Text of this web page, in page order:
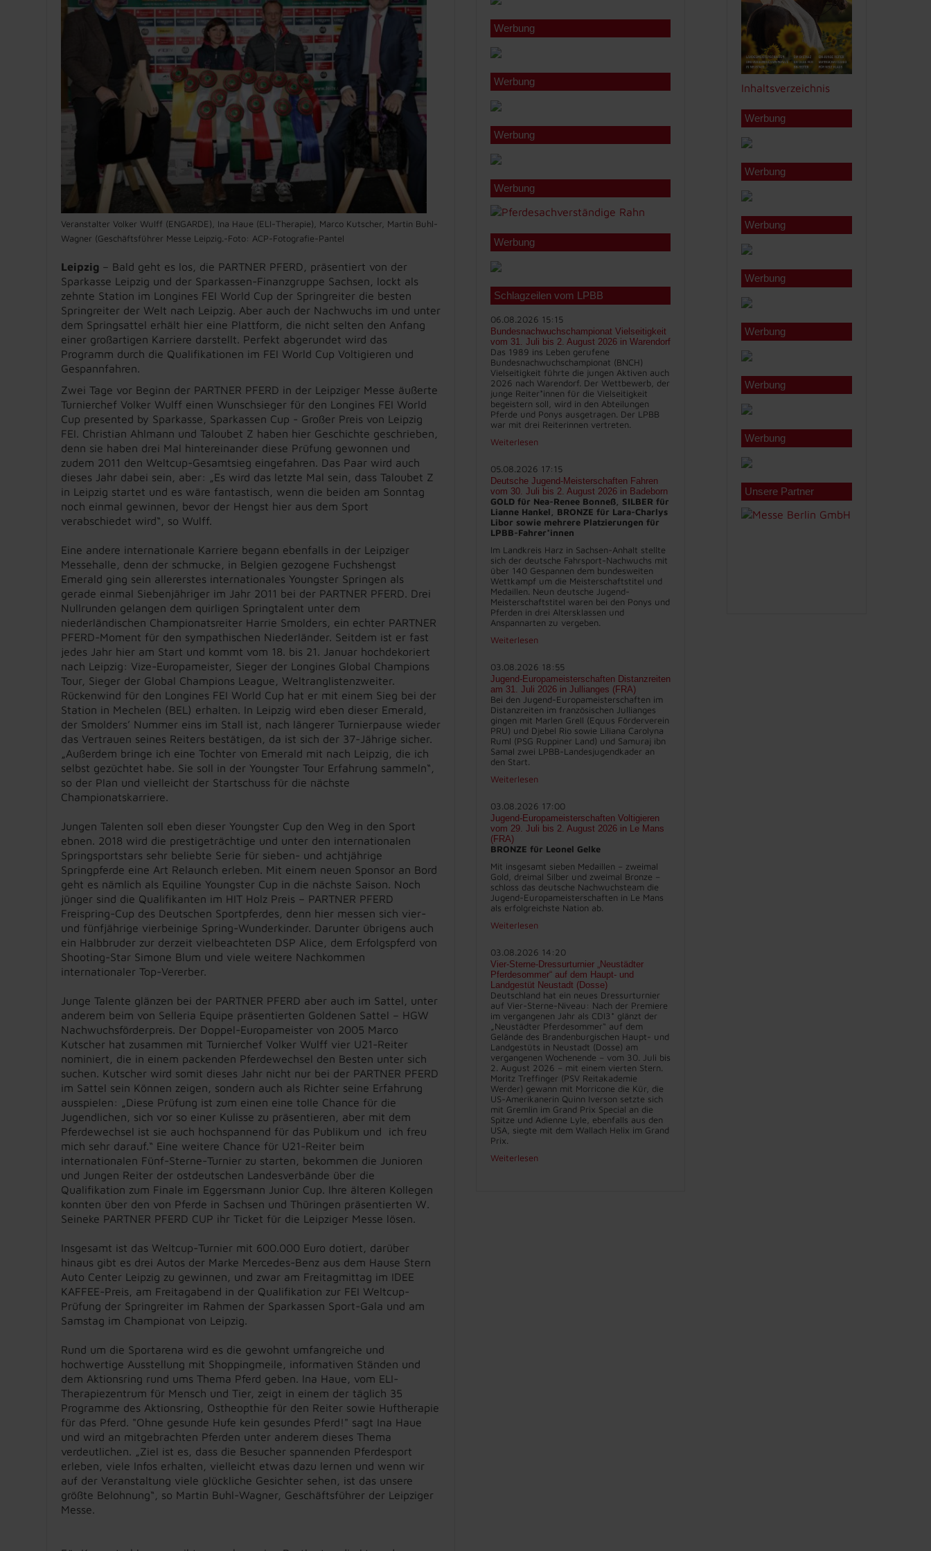
Veranstalter Volker Wulff (ENGARDE), Ina Haue (ELI-Therapie), Marco Kutscher, Martin Buhl-
Wagner (Geschäftsführer Messe Leipzig.-Foto: ACP-Fotografie-Pantel
Leipzig – Bald geht es los, die PARTNER PFERD, präsentiert von der
Sparkasse Leipzig und der Sparkassen-Finanzgruppe Sachsen, lockt als
zehnte Station im Longines FEI World Cup der Springreiter die besten
Springreiter der Welt nach Leipzig. Aber auch der Nachwuchs im und unter
dem Springsattel erhält hier eine Plattform, die nicht selten den Anfang
einer großartigen Karriere darstellt. Perfekt abgerundet wird das
Programm durch die Qualifikationen im FEI World Cup Voltigieren und
Gespannfahren.
Zwei Tage vor Beginn der PARTNER PFERD in der Leipziger Messe äußerte
Turnierchef Volker Wulff einen Wunschsieger für den Longines FEI World
Cup presented by Sparkasse, Sparkassen Cup - Großer Preis von Leipzig
FEI. Christian Ahlmann und Taloubet Z haben hier Geschichte geschrieben,
denn sie haben drei Mal hintereinander diese Prüfung gewonnen und
zudem 2011 den Weltcup-Gesamtsieg eingefahren. Das Paar wird auch
dieses Jahr dabei sein, aber: „Es wird das letzte Mal sein, dass Taloubet Z
in Leipzig startet und es wäre fantastisch, wenn die beiden am Sonntag
noch einmal gewinnen, bevor der Hengst hier aus dem Sport
verabschiedet wird“, so Wulff.
Eine andere internationale Karriere begann ebenfalls in der Leipziger
Messehalle, denn der schmucke, in Belgien gezogene Fuchshengst
Emerald ging sein allererstes internationales Youngster Springen als
gerade einmal Siebenjähriger im Jahr 2011 bei der PARTNER PFERD. Drei
Nullrunden gelangen dem quirligen Springtalent unter dem
niederländischen Championatsreiter Harrie Smolders, ein echter PARTNER
PFERD-Moment für den sympathischen Niederländer. Seitdem ist er fast
jedes Jahr hier am Start und kommt vom 18. bis 21. Januar hochdekoriert
nach Leipzig: Vize-Europameister, Sieger der Longines Global Champions
Tour, Sieger der Global Champions League, Weltranglistenzweiter.
Rückenwind für den Longines FEI World Cup hat er mit einem Sieg bei der
Station in Mechelen (BEL) erhalten. In Leipzig wird eben dieser Emerald,
der Smolders’ Nummer eins im Stall ist, nach längerer Turnierpause wieder
das Vertrauen seines Reiters bestätigen, da ist sich der 37-Jährige sicher.
„Außerdem bringe ich eine Tochter von Emerald mit nach Leipzig, die ich
selbst gezüchtet habe. Sie soll in der Youngster Tour Erfahrung sammeln“,
so der Plan und vielleicht der Startschuss für die nächste
Championatskarriere.
Jungen Talenten soll eben dieser Youngster Cup den Weg in den Sport
ebnen. 2018 wird die prestigeträchtige und unter den internationalen
Springsportstars sehr beliebte Serie für sieben- und achtjährige
Springpferde eine Art Relaunch erleben. Mit einem neuen Sponsor an Bord
geht es nämlich als Equiline Youngster Cup in die nächste Saison. Noch
jünger sind die Qualifikanten im HIT Holz Preis – PARTNER PFERD
Freispring-Cup des Deutschen Sportpferdes, denn hier messen sich vier-
und fünfjährige vierbeinige Spring-Wunderkinder. Darunter übrigens auch
ein Halbbruder zur derzeit vielbeachteten DSP Alice, dem Erfolgspferd von
Shooting-Star Simone Blum und viele weitere Nachkommen
internationaler Top-Vererber.
Junge Talente glänzen bei der PARTNER PFERD aber auch im Sattel, unter
anderem beim von Selleria Equipe präsentierten Goldenen Sattel – HGW
Nachwuchsförderpreis. Der Doppel-Europameister von 2005 Marco
Kutscher hat zusammen mit Turnierchef Volker Wulff vier U21-Reiter
nominiert, die in einem packenden Pferdewechsel den Besten unter sich
suchen. Kutscher wird somit dieses Jahr nicht nur bei der PARTNER PFERD
im Sattel sein Können zeigen, sondern auch als Richter seine Erfahrung
ausspielen: „Diese Prüfung ist zum einen eine tolle Chance für die
Jugendlichen, sich vor so einer Kulisse zu präsentieren, aber mit dem
Pferdewechsel ist sie auch hochspannend für das Publikum und ich freu
mich sehr darauf.“ Eine weitere Chance für U21-Reiter beim
internationalen Fünf-Sterne-Turnier zu starten, bekommen die Junioren
und Jungen Reiter der ostdeutschen Landesverbände über die
Qualifikation zum Finale im Eggersmann Junior Cup. Ihre älteren Kollegen
konnten über den von Pferde in Sachsen und Thüringen präsentierten W.
Seineke PARTNER PFERD CUP ihr Ticket für die Leipziger Messe lösen.
Insgesamt ist das Weltcup-Turnier mit 600.000 Euro dotiert, darüber
hinaus gibt es drei Autos der Marke Mercedes-Benz aus dem Hause Stern
Auto Center Leipzig zu gewinnen, und zwar am Freitagmittag im IDEE
KAFFEE-Preis, am Freitagabend in der Qualifikation zur FEI Weltcup-
Prüfung der Springreiter im Rahmen der Sparkassen Sport-Gala und am
Samstag im Championat von Leipzig.
Rund um die Sportarena wird es die gewohnt umfangreiche und
hochwertige Ausstellung mit Shoppingmeile, informativen Ständen und
dem Aktionsring rund ums Thema Pferd geben. Ina Haue, vom ELI-
Therapiezentrum für Mensch und Tier, zeigt in einem der täglich 35
Programme des Aktionsring, Ostheopthie für den Reiter sowie Huftherapie
für das Pferd. "Ohne gesunde Hufe kein gesundes Pferd!" sagt Ina Haue
und wird an mitgebrachten Pferden unter anderem dieses Thema
verdeutlichen. „Ziel ist es, dass die Besucher spannenden Pferdesport
erleben, viele Infos erhalten, vielleicht etwas dazu lernen und wenn wir
auf der Veranstaltung viele glückliche Gesichter sehen, ist das unsere
größte Belohnung“, so Martin Buhl-Wagner, Geschäftsführer der Leipziger
Messe.
Werbung
Werbung
Werbung
Werbung
Werbung
Schlagzeilen vom LPBB
06.08.2026 15:15
Bundesnachwuchschampionat Vielseitigkeit
vom 31. Juli bis 2. August 2026 in Warendorf
Das 1989 ins Leben gerufene
Bundesnachwuchschampionat (BNCH)
Vielseitigkeit führte die jungen Aktiven auch
2026 nach Warendorf. Der Wettbewerb, der
junge Reiter*innen für die Vielseitigkeit
begeistern soll, wird in den Abteilungen
Pferde und Ponys ausgetragen. Der LPBB
war mit drei Reiterinnen vertreten.
Weiterlesen
05.08.2026 17:15
Deutsche Jugend-Meisterschaften Fahren
vom 30. Juli bis 2. August 2026 in Badeborn
GOLD für Nea-Renee Bonneß, SILBER für
Lianne Hankel, BRONZE für Lara-Charlys
Libor sowie mehrere Platzierungen für
LPBB-Fahrer*innen
Im Landkreis Harz in Sachsen-Anhalt stellte
sich der deutsche Fahrsport-Nachwuchs mit
über 140 Gespannen dem bundesweiten
Wettkampf um die Meisterschaftstitel und
Medaillen. Neun deutsche Jugend-
Meisterschaftstitel waren bei den Ponys und
Pferden in drei Altersklassen und
Anspannarten zu vergeben.
Weiterlesen
03.08.2026 18:55
Jugend-Europameisterschaften Distanzreiten
am 31. Juli 2026 in Jullianges (FRA)
Bei den Jugend-Europameisterschaften im
Distanzreiten im französischen Jullianges
gingen mit Marlen Grell (Equus Förderverein
PRU) und Djebel Rio sowie Liliana Carolyna
Ruml (PSG Ruppiner Land) und Samuraj ibn
Samal zwei LPBB-Landesjugendkader an
den Start.
Weiterlesen
03.08.2026 17:00
Jugend-Europameisterschaften Voltigieren
vom 29. Juli bis 2. August 2026 in Le Mans
(FRA)
BRONZE für Leonel Gelke
Mit insgesamt sieben Medaillen – zweimal
Gold, dreimal Silber und zweimal Bronze –
schloss das deutsche Nachwuchsteam die
Jugend-Europameisterschaften in Le Mans
als erfolgreichste Nation ab.
Weiterlesen
03.08.2026 14:20
Vier-Sterne-Dressurturnier „Neustädter
Pferdesommer“ auf dem Haupt- und
Landgestüt Neustadt (Dosse)
Deutschland hat ein neues Dressurturnier
auf Vier-Sterne-Niveau: Nach der Premiere
im vergangenen Jahr als CDI3* glänzt der
„Neustädter Pferdesommer“ auf dem
Gelände des Brandenburgischen Haupt- und
Landgestüts in Neustadt (Dosse) am
vergangenen Wochenende – vom 30. Juli bis
2. August 2026 – mit einem vierten Stern.
Moritz Treffinger (PSV Reitakademie
Werder) gewann mit Morricone die Kür, die
US-Amerikanerin Quinn Iverson setzte sich
mit Gremlin im Grand Prix Special an die
Spitze und Adienne Lyle, ebenfalls aus den
USA, siegte mit dem Wallach Helix im Grand
Prix.
Weiterlesen
Inhaltsverzeichnis
Werbung
Werbung
Werbung
Werbung
Werbung
Werbung
Werbung
Unsere Partner